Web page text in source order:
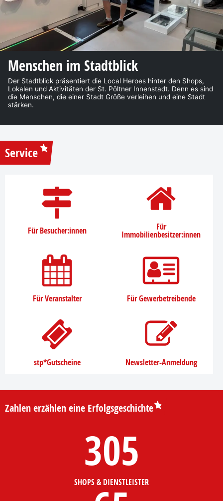
Menschen im Stadtblick
Der Stadtblick präsentiert die Local Heroes hinter den Shops,
Lokalen und Aktivitäten der St. Pöltner Innenstadt. Denn es sind
die Menschen, die einer Stadt Größe verleihen und eine Stadt
stärken.
Service
Für Besucher:innen Für
Immobilienbesitzer:innen
Für Veranstalter Für Gewerbetreibende
stp*Gutscheine Newsletter-Anmeldung
Zahlen erzählen eine Erfolgsgeschichte
305
SHOPS & DIENSTLEISTER